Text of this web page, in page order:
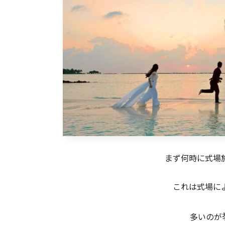
まず何時に式
これは式場
多いのが